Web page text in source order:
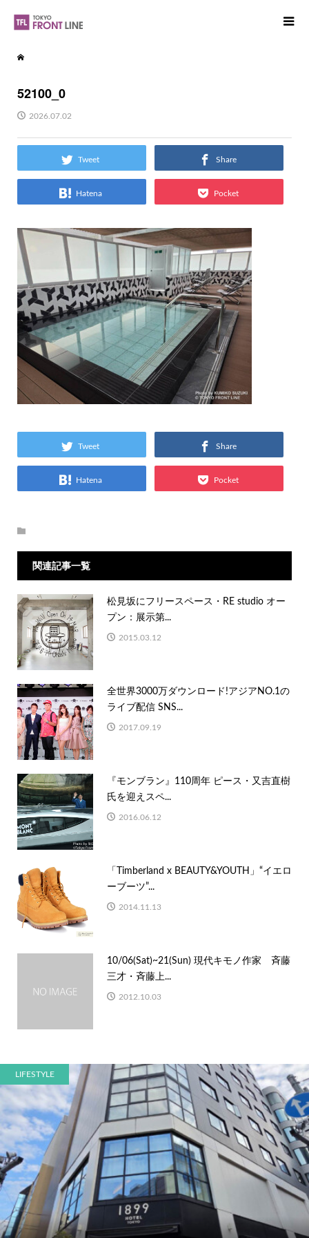
52100_0
2026.07.02
Tweet Share
Hatena Pocket
Tweet Share
Hatena Pocket
関連記事一覧
松見坂にフリースペース・RE studio オー
プン：展示第...
2015.03.12
全世界3000万ダウンロード!アジアNO.1の
ライブ配信 SNS...
2017.09.19
『モンブラン』110周年 ピース・又吉直樹
氏を迎えスペ...
2016.06.12
「Timberland x BEAUTY&YOUTH」“イエロ
ーブーツ”...
2014.11.13
10/06(Sat)~21(Sun) 現代キモノ作家 斉藤
三才・斉藤上...
2012.10.03
LIFESTYLE